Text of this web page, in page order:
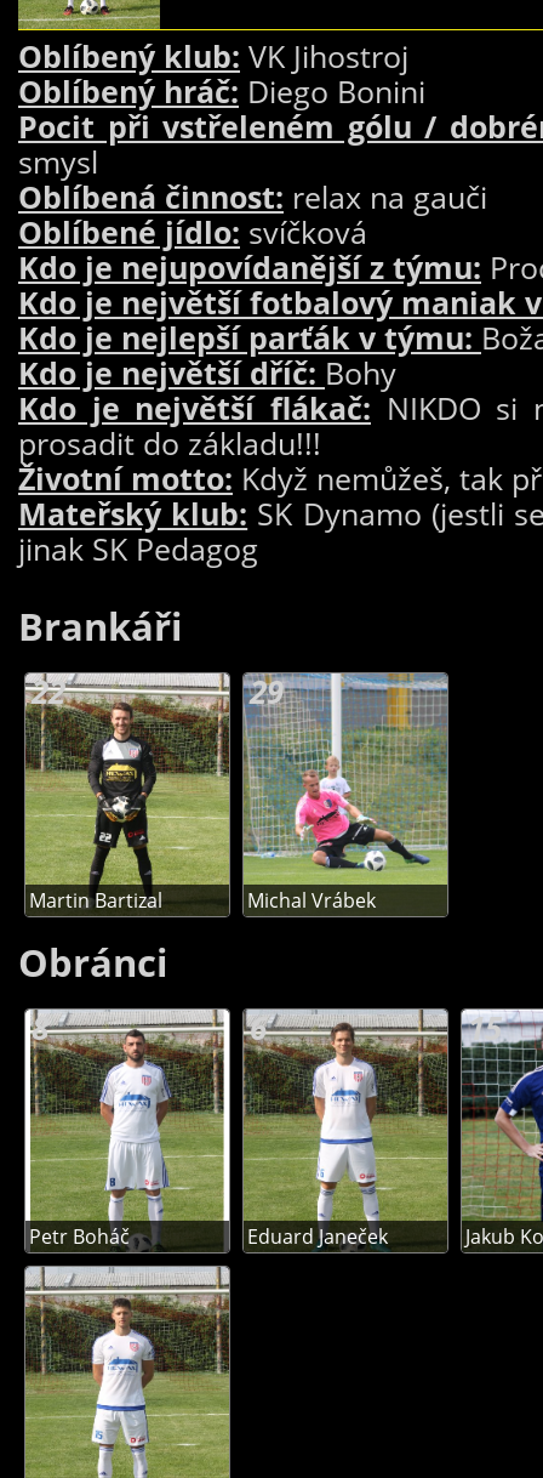
Oblíbený klub: VK Jihostroj
Oblíbený hráč: Diego Bonini
Pocit při vstřeleném gólu /
smysl
Oblíbená činnost: relax na gauči
Oblíbené jídlo: svíčková
Kdo je nejupovídanější z týmu:
Kdo je největší fotbalový maniak
Kdo je nejlepší parťák v týmu:
Kdo je největší dříč: Bohy
Kdo je největší flákač: NIKDO si
prosadit do základu!!!
Životní motto: Když nemůžeš, tak
Mateřský klub: SK Dynamo (jestli
jinak SK Pedagog
Brankáři
22
Martin Bartizal
29
Michal Vrábek
Obránci
8
Petr Boháč
6
Eduard Janeček
15
Jakub